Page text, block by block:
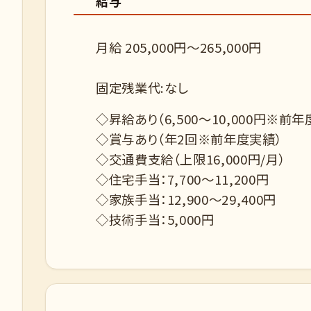
月給 205,000円～265,000円
固定残業代:なし
◇昇給あり（6,500～10,000円※前年
◇賞与あり（年2回※前年度実績）
◇交通費支給（上限16,000円/月）
◇住宅手当：7,700～11,200円
◇家族手当：12,900～29,400円
◇技術手当：5,000円